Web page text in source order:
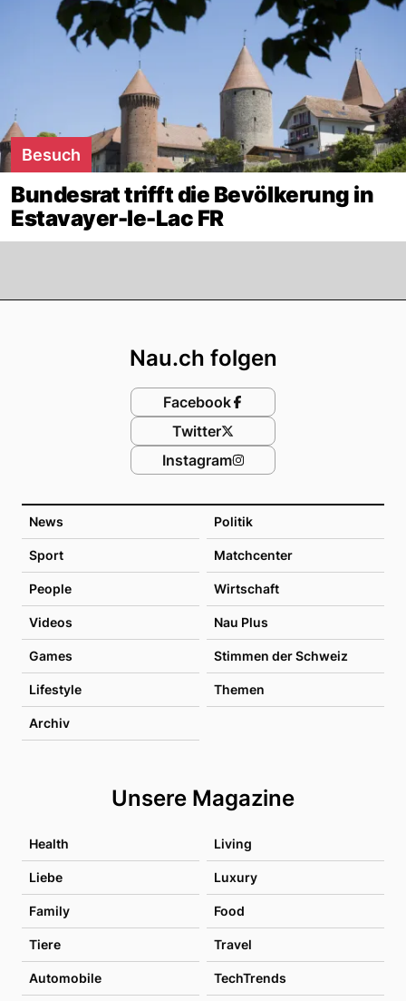
Besuch
Bundesrat trifft die Bevölkerung in
Estavayer-le-Lac FR
News Politik
Sport Matchcenter
People Wirtschaft
Videos Nau Plus
Games Stimmen der Schweiz
Lifestyle Themen
Archiv
Unsere Magazine
Health Living
Liebe Luxury
Family Food
Tiere Travel
Automobile TechTrends
Nau.ch folgen
Facebook
Twitter
Instagram